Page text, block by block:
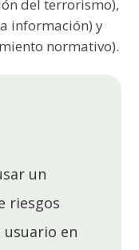
del terrorismo),
información) y
normativo).
un
riesgos
usuario en